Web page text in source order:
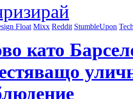
Float Mixx Reddit StumbleUpon
като